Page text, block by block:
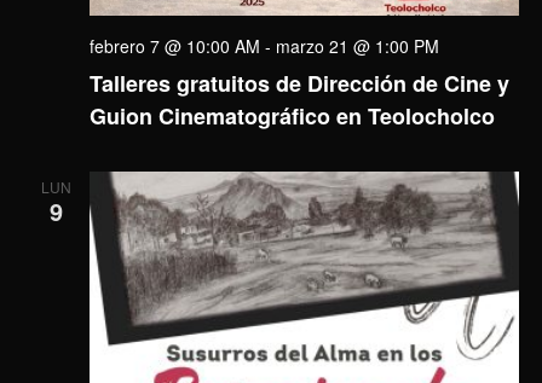
Talleres gratuitos de Dirección de Cine y
Guion Cinematográfico en Teolocholco
febrero 7 @ 10:00 AM - marzo 21 @ 1:00 PM
LUN
9